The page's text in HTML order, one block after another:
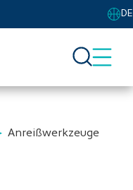
DE
Anreißwerkzeuge